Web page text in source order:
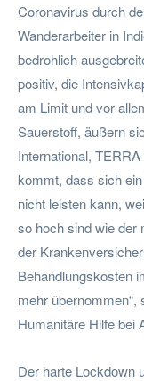
Coronavirus durch
Wanderarbeiter in
bedrohlich
positiv, die
am Limit und vor
Sauerstoff, äußern
International,
kommt, dass sich
nicht leisten kann,
so hoch sind wie der
der
Behandlungskosten
mehr
Humanitäre Hilfe bei
Der harte Lockdown